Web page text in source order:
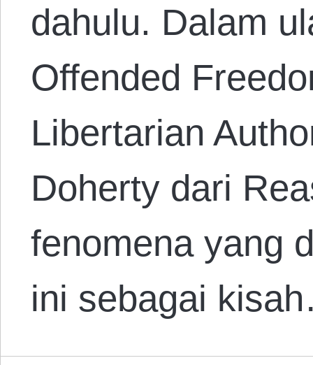
dahulu. Dalam
Offended
Libertarian
Doherty dari
fenomena yang
ini sebagai